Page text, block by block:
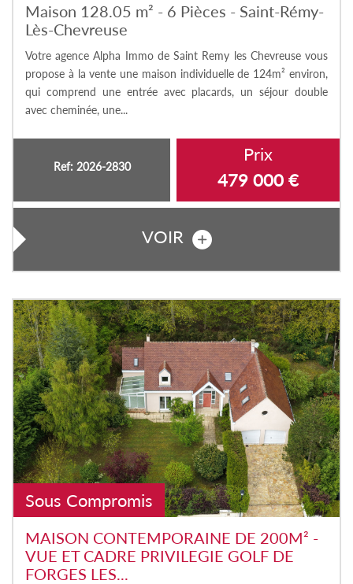
Maison 128.05 m² - 6 Pièces - Saint-Rémy-
Lès-Chevreuse
Votre agence Alpha Immo de Saint Remy les Chevreuse vous
propose à la vente une maison individuelle de 124m² environ,
qui comprend une entrée avec placards, un séjour double
avec cheminée, une...
Ref: 2026-2830
Prix
479 000 €
VOIR
Sous Compromis
MAISON CONTEMPORAINE DE 200M² -
VUE ET CADRE PRIVILEGIE GOLF DE
FORGES LES...